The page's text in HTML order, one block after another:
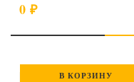
0 ₽
В КОРЗИНУ